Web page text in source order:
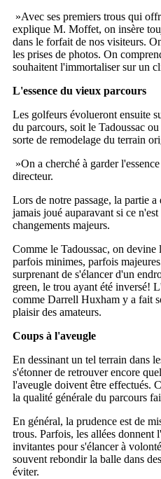
»Avec ses premiers trous qui
explique M. Moffet, on insère
dans le forfait de nos visiteurs.
les prises de photos. On
souhaitent l'immortaliser sur un
L'essence du vieux parcours
Les golfeurs évolueront ensuite
du parcours, soit le Tadoussac
sorte de remodelage du terrain
»On a cherché à garder
directeur.
Lors de notre passage, la partie
jamais joué auparavant si ce
changements majeurs.
Comme le Tadoussac, on
parfois minimes, parfois
surprenant de s'élancer d'un
green, le trou ayant été inversé!
comme Darrell Huxham y a fait
plaisir des amateurs.
Coups à l'aveugle
En dessinant un tel terrain dans
s'étonner de retrouver encore
l'aveugle doivent être effectués.
la qualité générale du parcours
En général, la prudence est de
trous. Parfois, les allées donnent
invitantes pour s'élancer à
souvent rebondir la balle dans
éviter.